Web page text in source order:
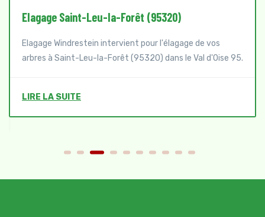
Elagage Groslay (95410)
Elagage Windrestein intervient pour l'élagage de vos
arbres à Groslay (95410) dans le Val d'Oise 95.
LIRE LA SUITE